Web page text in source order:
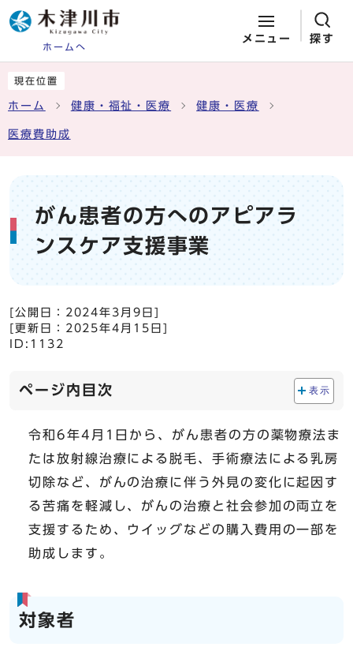
ホームへ
メニュー 探す
現在位置
ホーム 健康・福祉・医療 健康・医療
医療費助成
がん患者の方へのアピアラ
ンスケア支援事業
[公開日： 2024年3月9日
[更新日： 2025年4月15日
ID:1132
ページ内目次 表示
令和6年4月1日から、がん患者の方の薬物療法ま
たは放射線治療による脱毛、手術療法による乳房
切除など、がんの治療に伴う外見の変化に起因す
る苦痛を軽減し、がんの治療と社会参加の両立を
支援するため、ウイッグなどの購入費用の一部を
助成します。
対象者